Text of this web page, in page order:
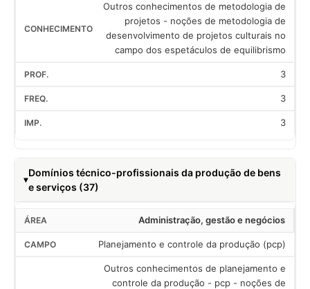
Outros conhecimentos de metodologia de
projetos - noções de metodologia de
desenvolvimento de projetos culturais no
campo dos espetáculos de equilibrismo
3
3
3
Domínios técnico-profissionais da produção de bens
e serviços (37)
Administração, gestão e negócios
Planejamento e controle da produção (pcp)
Outros conhecimentos de planejamento e
controle da produção - pcp - noções de